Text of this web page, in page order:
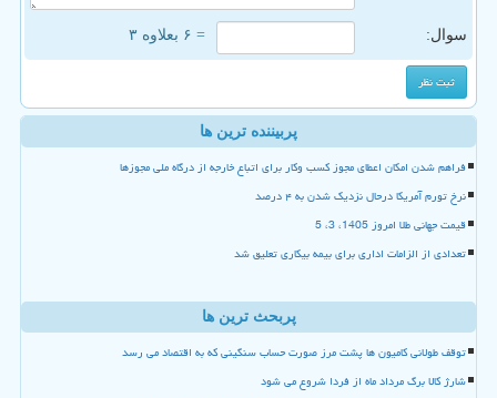
سوال: = ۶ بعلاوه ۳
پربیننده ترین ها
فراهم شدن امکان اعطای مجوز کسب وکار برای اتباع خارجه از درگاه ملی مجوزها
نرخ تورم آمریکا درحال نزدیک شدن به ۴ درصد
قیمت جهانی طلا امروز 1405، 3، 5
تعدادی از الزامات اداری برای بیمه بیکاری تعلیق شد
پربحث ترین ها
توقف طولانی کامیون ها پشت مرز صورت حساب سنگینی که به اقتصاد می رسد
شارژ کالا برگ مرداد ماه از فردا شروع می شود